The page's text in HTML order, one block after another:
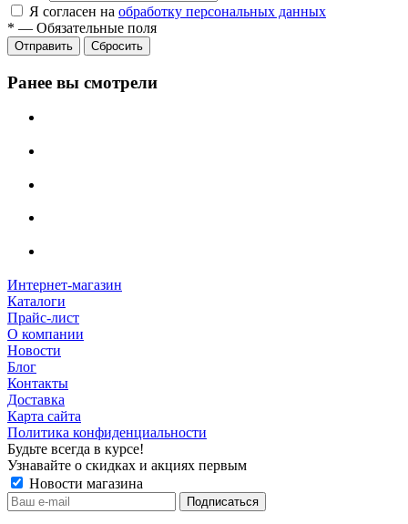
Я согласен на обработку персональных данных
* — Обязательные поля
Сбросить
Ранее вы смотрели
Интернет-магазин
Каталоги
Прайс-лист
О компании
Новости
Блог
Контакты
Доставка
Карта сайта
Политика конфиденциальности
Будьте всегда в курсе!
Узнавайте о скидках и акциях первым
Новости магазина